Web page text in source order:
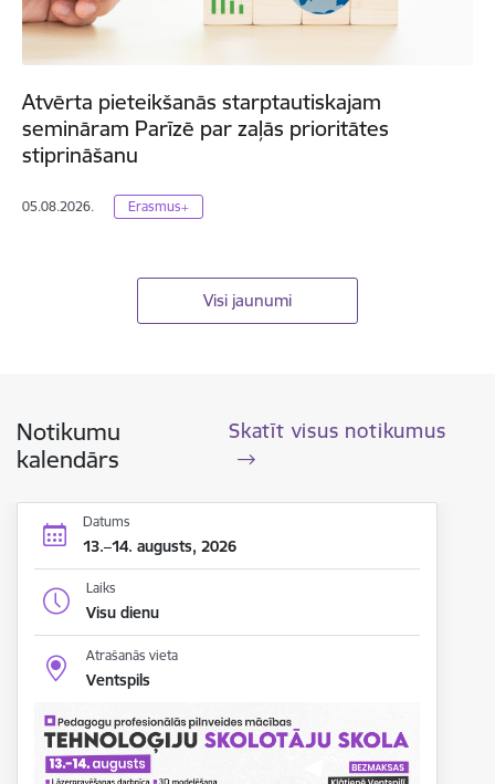
Atvērta pieteikšanās starptautiskajam
semināram Parīzē par zaļās prioritātes
stiprināšanu
05.08.2026. Erasmus+
Visi jaunumi
Notikumu
kalendārs
Skatīt visus notikumus
Datums
13.–14. augusts, 2026
Laiks
Visu dienu
Atrašanās vieta
Ventspils